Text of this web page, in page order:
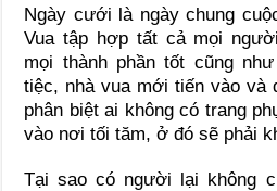
Ngày cưới là ngày chung
Vua tập hợp tất cả mọi
mọi thành phần tốt cũng
tiệc, nhà vua mới tiến vào và
phân biệt ai không có trang
vào nơi tối tăm, ở đó sẽ phải
Tại sao có người lại không